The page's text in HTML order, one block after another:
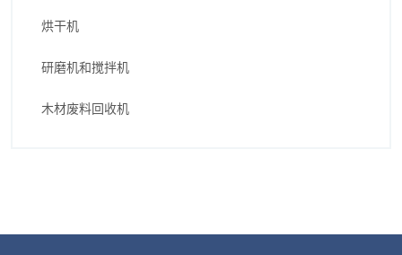
烘干机
研磨机和搅拌机
木材废料回收机